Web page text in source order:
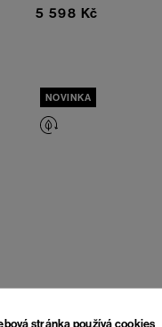
stránka používá cookies
5 598 Kč
NOVINKA